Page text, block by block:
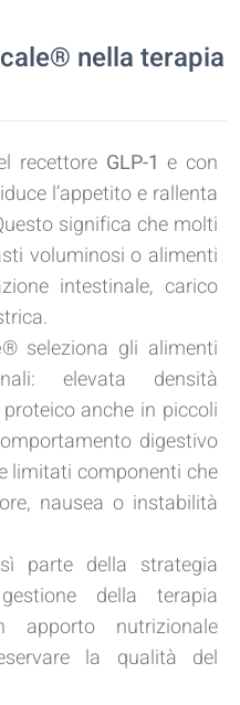
nella terapia
recettore GLP-1 e con
l’appetito e rallenta
significa che molti
voluminosi o alimenti
intestinale, carico
® seleziona gli alimenti
elevata densità
anche in piccoli
digestivo
limitati componenti che
nausea o instabilità
parte della strategia
della terapia
apporto nutrizionale
la qualità del